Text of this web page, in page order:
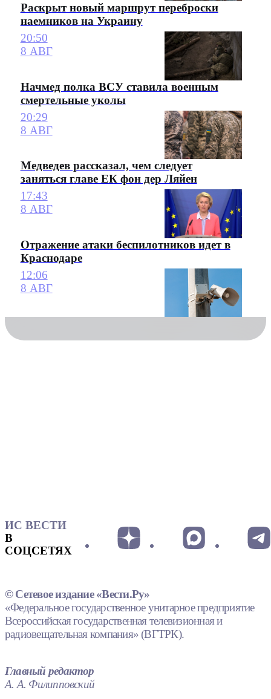
Раскрыт новый маршрут переброски
наемников на Украину
20:50
8 АВГ
Начмед полка ВСУ ставила военным
смертельные уколы
20:29
8 АВГ
Медведев рассказал, чем следует
заняться главе ЕК фон дер Ляйен
17:43
8 АВГ
Отражение атаки беспилотников идет в
Краснодаре
12:06
8 АВГ
ИС ВЕСТИ
В
СОЦСЕТЯХ
© Сетевое издание «Вести.Ру»
«Федеральное государственное унитарное предприятие
Всероссийская государственная телевизионная и
радиовещательная компания» (ВГТРК).
Главный редактор
А. А. Филипповский